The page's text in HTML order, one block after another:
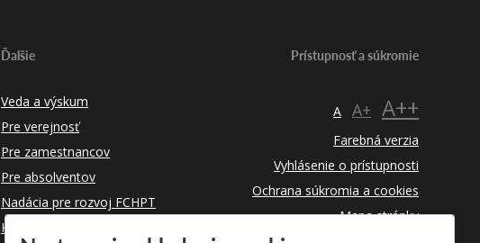
Ďalšie
Veda a výskum
Pre verejnosť
Pre zamestnancov
Pre absolventov
Nadácia pre rozvoj FCHPT
Kontakty
Prístupnosť a súkromie
A A+ A++
Farebná verzia
Vyhlásenie o prístupnosti
Ochrana súkromia a cookies
Mapa stránky